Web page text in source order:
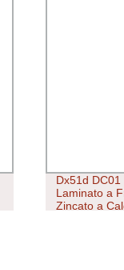
Coil in
PPGL/PCM